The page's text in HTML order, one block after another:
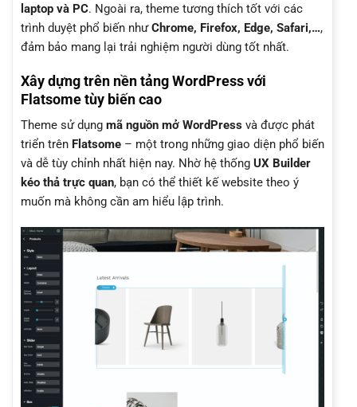
laptop và PC. Ngoài ra, theme tương thích tốt với các
trình duyệt phổ biến nhưChrome, Firefox, Edge, Safari,…,
đảm bảo mang lại trải nghiệm người dùng tốt nhất.
Xây dựng trên nền tảng WordPress với
Flatsome tùy biến cao
Theme sử dụng mã nguồn mở WordPress và được phát
triển trên Flatsome – một trong những giao diện phổ biến
và dễ tùy chỉnh nhất hiện nay. Nhờ hệ thống UX Builder
kéo thả trực quan, bạn có thể thiết kế website theo ý
muốn mà không cần am hiểu lập trình.